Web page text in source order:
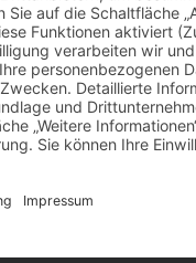
Ihre Anreise
Wetter
Links
Nutzungsbedingungen
Datenschutz